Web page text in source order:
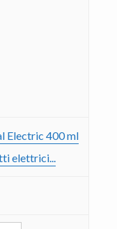
Electric 400 ml
elettrici...